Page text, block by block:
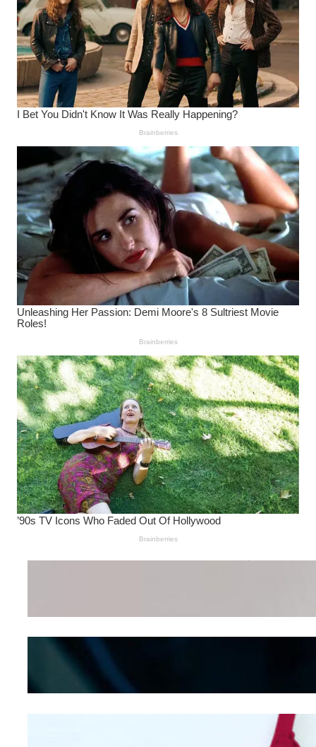
Wanita Pamer Pakaian
Kepribadian
Mengintip Kepribadian
Wanita Dari Warna Bra